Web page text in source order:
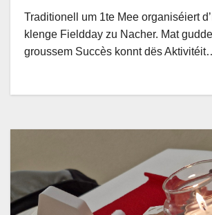
Traditionell um 1te Mee organiséiert
klenge Fieldday zu Nacher. Mat
groussem Succès konnt dës